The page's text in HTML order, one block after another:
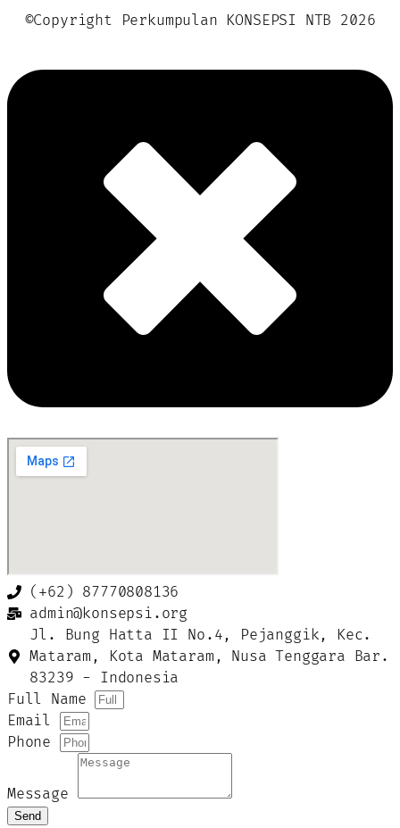
©Copyright Perkumpulan KONSEPSI NTB 2026
(+62) 87770808136
admin@konsepsi.org
Jl. Bung Hatta II No.4, Pejanggik, Kec.
Mataram, Kota Mataram, Nusa Tenggara Bar.
83239 - Indonesia
Full Name
Email
Phone
Message
Send